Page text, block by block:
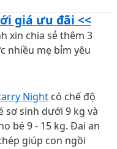
giá ưu đãi <<
xin chia sẻ thêm 3
nhiều mẹ bỉm yêu
Night có chế độ
sơ sinh dưới 9 kg và
bé 9 - 15 kg. Đai an
giúp con ngồi